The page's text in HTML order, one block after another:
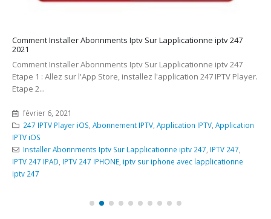
Comment Installer Abonnments Iptv Sur Lapplicationne iptv 247
2021
Comment Installer Abonnments Iptv Sur Lapplicationne iptv 247
Etape 1 : Allez sur l'App Store, installez l'application 247 IPTV Player.
Etape 2...
février 6, 2021
247 IPTV Player iOS Abonnement IPTV, Application IPTV, Application
IPTV iOS
Installer Abonnments Iptv Sur Lapplicationne iptv 247 IPTV 247
IPTV 247 IPAD IPTV 247 IPHONE iptv sur iphone avec lapplicationne
iptv 247